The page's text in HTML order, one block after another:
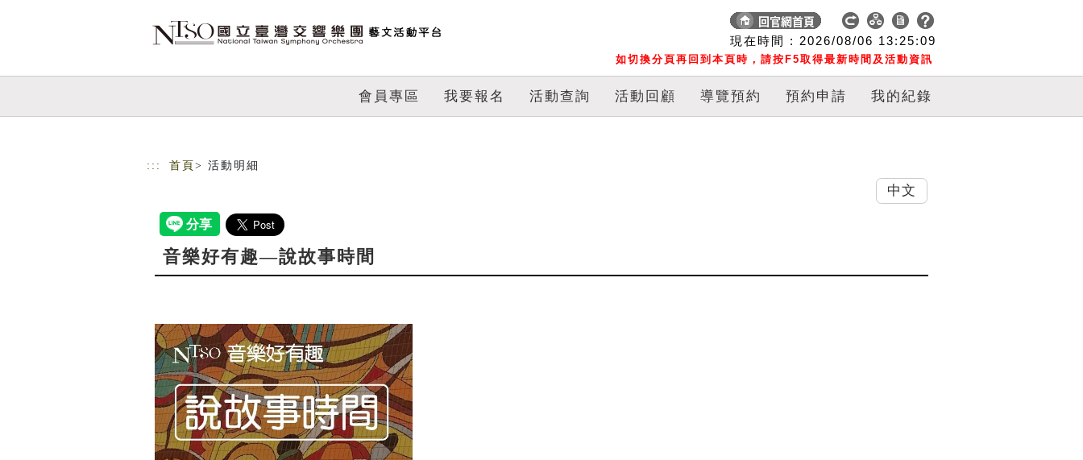
現在時間 : 2026/08/06 13:25:10
如切換分頁再回到本頁時，請按F5取得最新時間及活動資訊
會員專區 我要報名 活動查詢 活動回顧 導覽預約 預約申請 我的紀錄
::: 首頁 > 活動明細
音樂好有趣—說故事時間